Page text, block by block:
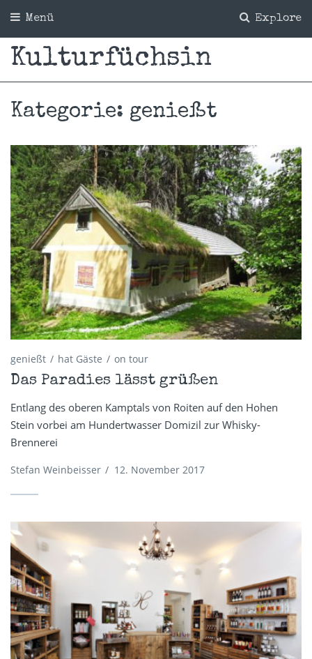
Explore
Menü
Kulturfüchsin
Kategorie: genießt
genießt hat Gäste on tour
Das Paradies lässt grüßen
Entlang des oberen Kamptals von Roiten auf den Hohen
Stein vorbei am Hundertwasser Domizil zur Whisky-
Brennerei
Stefan Weinbeisser / 12. November 2017